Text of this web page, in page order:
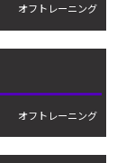
オフトレーニング
オフトレーニング